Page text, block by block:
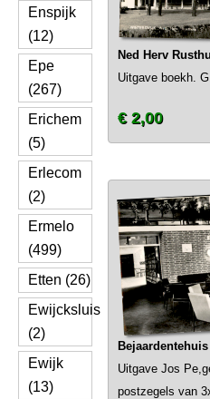
Enspijk
(12)
Epe
(267)
Erichem
(5)
Erlecom
(2)
Ermelo
(499)
Etten (26)
Ewijcksluis
(2)
Ewijk
(13)
Ned Herv
Uitgave boekh.
€ 2,00
Uitgave Jos
postzegels van